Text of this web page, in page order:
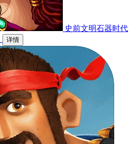
史前文明石器时代
详情